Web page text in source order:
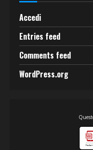
Accedi
Entries feed
Comments feed
WordPress.org